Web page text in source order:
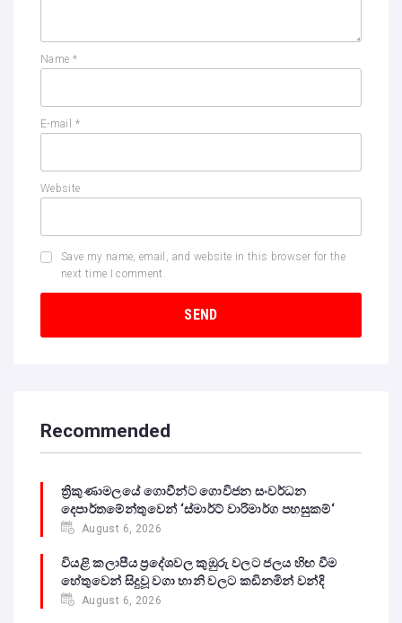
Name *
E-mail *
Website
Save my name, email, and website in this browser for the
next time I comment.
Recommended
ත්‍රිකුණාමලයේ ගොවීන්ට ගොවිජන සංවර්ධන
දෙපාර්තමේන්තුවෙන් ‘ස්මාර්ට් වාරිමාර්ග පහසුකම්‘
August 6, 2026
වියළි කලාපීය ප්‍රදේශවල කුඹුරු වලට ජලය හිඟ වීම
හේතුවෙන් සිදුවූ වගා හානි වලට කඩිනමින් වන්දි
August 6, 2026